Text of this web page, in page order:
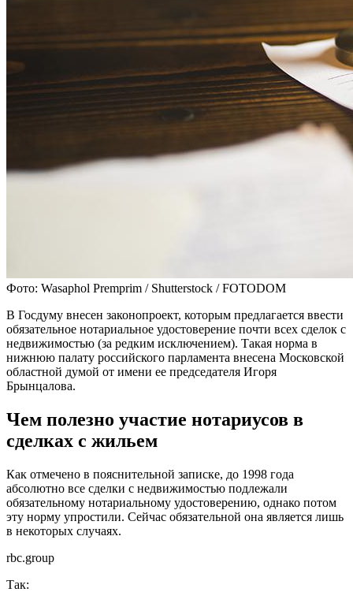
Фото: Wasaphol Premprim / Shutterstock / FOTODOM
В Госдуму внесен законопроект, которым предлагается ввести
обязательное нотариальное удостоверение почти всех сделок с
недвижимостью (за редким исключением). Такая норма в
нижнюю палату российского парламента внесена Московской
областной думой от имени ее председателя Игоря
Брынцалова.
Чем полезно участие нотариусов в
сделках с жильем
Как отмечено в пояснительной записке, до 1998 года
абсолютно все сделки с недвижимостью подлежали
обязательному нотариальному удостоверению, однако потом
эту норму упростили. Сейчас обязательной она является лишь
в некоторых случаях.
rbc.group
Так: